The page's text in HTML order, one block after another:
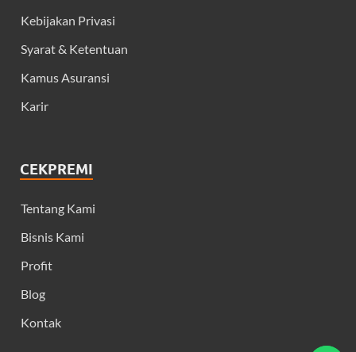
Kebijakan Privasi
Syarat & Ketentuan
Kamus Asuransi
Karir
CEKPREMI
Tentang Kami
Bisnis Kami
Profit
Blog
Kontak